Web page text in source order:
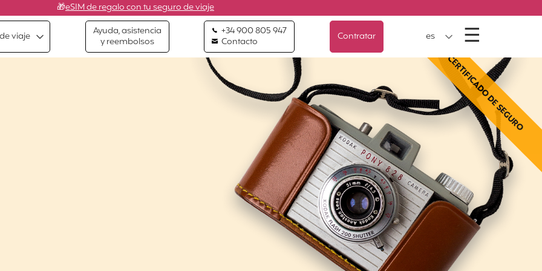
🎁eSIM de regalo con tu seguro de viaje
viaje
Ayuda, asistencia
y reembolsos
+34 900 805 947
Contacto
Contratar es ☰
CERTIFICADO DE SEGURO